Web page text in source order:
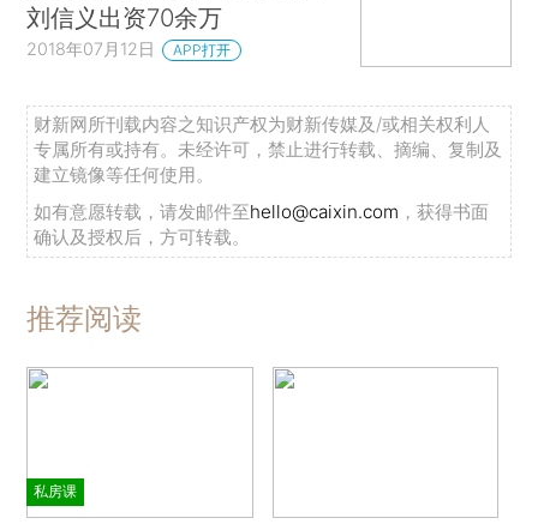
刘信义出资70余万
2018年07月12日 APP打开
财新网所刊载内容之知识产权为财新传媒及/或相关权利人
专属所有或持有。未经许可，禁止进行转载、摘编、复制及
建立镜像等任何使用。
如有意愿转载，请发邮件至hello@caixin.com ，获得书面
确认及授权后，方可转载。
推荐阅读
私房课